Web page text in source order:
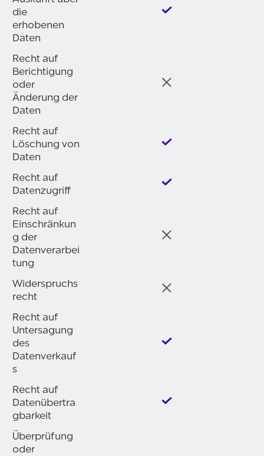
die
erhobenen
Daten
Recht auf
Berichtigung
oder
Änderung der
Daten
Recht auf
Löschung von
Daten
Recht auf
Datenzugriff
Recht auf
Einschränkun
g der
Datenverarbei
tung
Widerspruchs
recht
Recht auf
Untersagung
des
Datenverkauf
s
Recht auf
Datenübertra
gbarkeit
Überprüfung
oder